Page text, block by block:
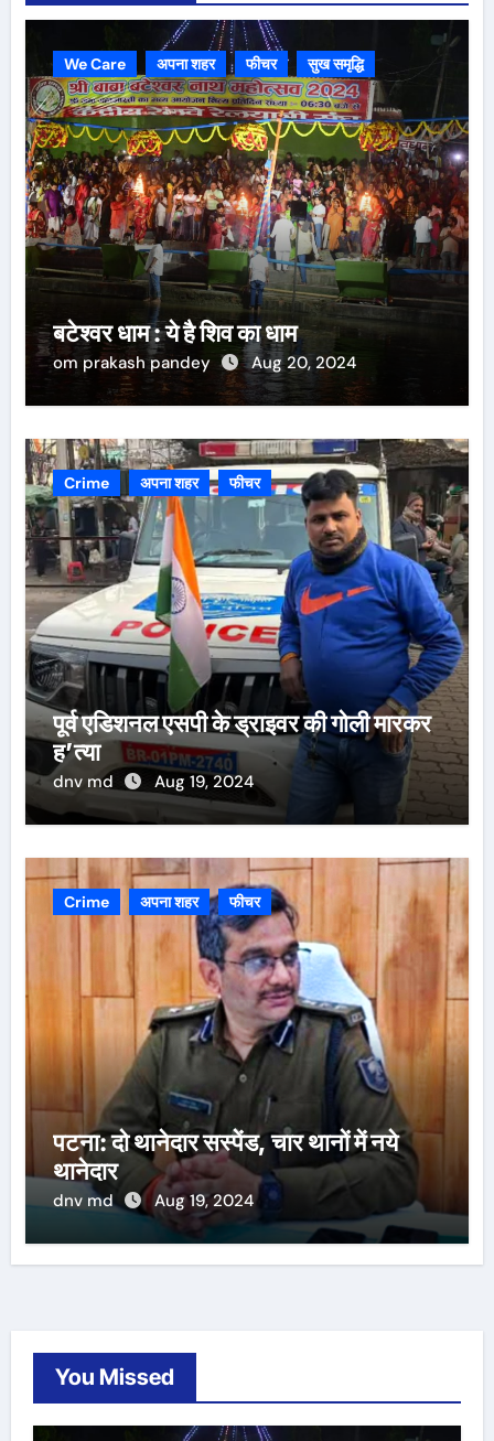
We Care अपना शहर फीचर सुख समृद्धि
बटेश्वर धाम : ये है शिव का धाम
om prakash pandey Aug 20, 2024
Crime अपना शहर फीचर
पूर्व एडिशनल एसपी के ड्राइवर की गोली मारकर
ह’त्या
dnv md Aug 19, 2024
Crime अपना शहर फीचर
पटना: दो थानेदार सस्पेंड, चार थानों में नये
थानेदार
dnv md Aug 19, 2024
You Missed